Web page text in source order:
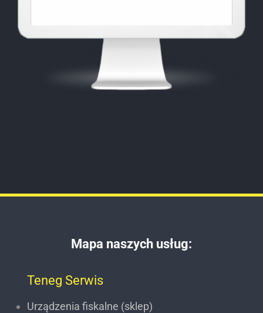
Mapa naszych usług:
Teneg Serwis
Urządzenia fiskalne (sklep)